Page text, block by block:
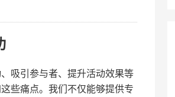
吸引参与者、提升活动效果等
些痛点。我们不仅能够提供专